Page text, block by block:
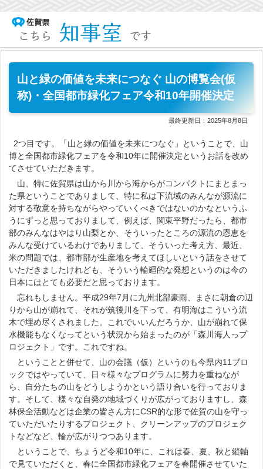
山と緑の価値を未来につなぐ 山の博覧会(仮
称)・全国都市緑化フェア令和10年開催決定
最終更新日：2025年8月8日
2つ目です。「山と緑の価値を未来につなぐ」ということで、山
博と全国都市緑化フェアを令和10年に開催決定というお話を改め
てさせていただきます。
山、特に佐賀県は山から川から海からがコンパクトにまとまっ
た県ということでありまして、特に私は下流域のみんなが源流に
対する敬意を持ちながらやっていくべきではないのかなというふ
うにずっと思っておりまして、例えば、関東平野だったら、都市
部のみんなはやはり山梨とか、そういったところの源流の恩恵を
みんな受けているわけでありまして、そういった考え方、最近、
米の問題では、都市部が生産地を考えてほしいという話をさせて
いただきましたけれども、そういう輪廻的な発想というのは今の
日本にはとても必要だと思っております。
忘れもしません。平成29年7月に九州北部豪雨、まさに朝倉の辺
りから山が崩れて、それが筑後川を下って、有明海はこういう流
木で埋め尽くされました。これでいいんだろうか、山が崩れて保
水機能もなくなってという状況から始まったのが「森川海人っプ
ロジェクト」です。これですね。
ということと併せて、山の会議（仮）というのも今県内11ブロ
ックではやっていて、日々様々なプログラムに努力を重ねなが
ら、自分たちの山をどうしようかという語り合いを行っておりま
す。そして、様々な自発の地域づくりが広がっておりますし、森
林保全活動などは企業の皆さん方にCSR的な形で佐賀の山を守っ
ていただいたりするプロジェクト、クリーンアップのプロジェク
トなどなど、輪が広がりつつあります。
ということで、ちょうど令和10年に、これは春、夏、秋と縦軸
で見ていただくと、春に全国都市緑化フェアを春開催させていた